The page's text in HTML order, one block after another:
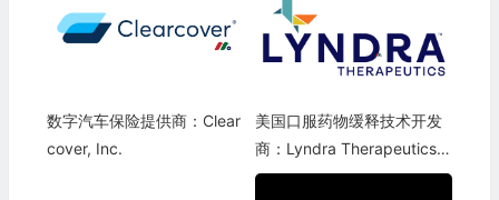
数字汽车保险提供商：Clear
cover, Inc.
美国口服药物缓释技术开发
商：Lyndra Therapeutics, I
nc.